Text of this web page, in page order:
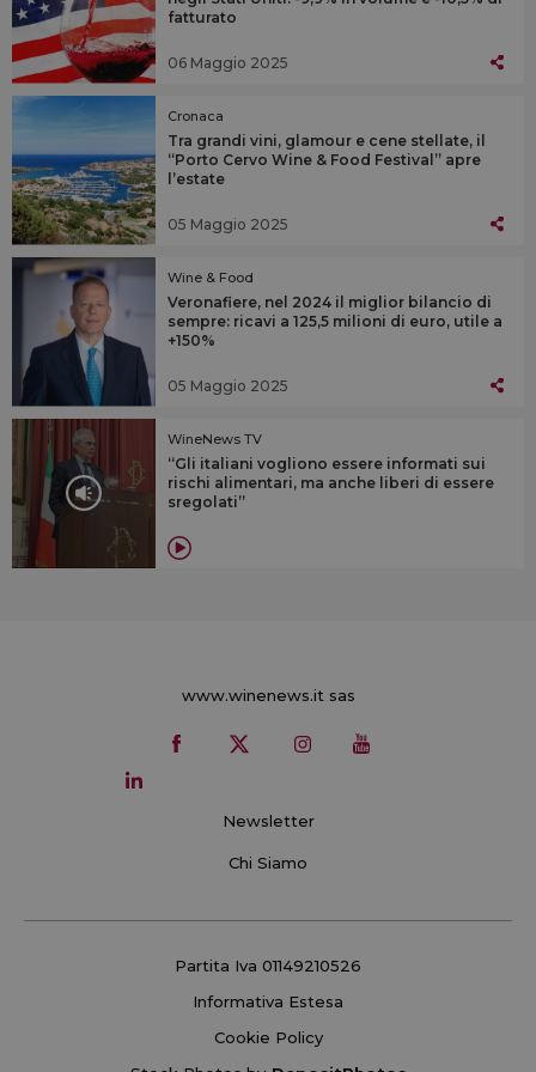
fatturato
06 Maggio 2025
Cronaca
Tra grandi vini, glamour e cene stellate, il
“Porto Cervo Wine & Food Festival” apre
l’estate
05 Maggio 2025
Wine & Food
Veronafiere, nel 2024 il miglior bilancio di
sempre: ricavi a 125,5 milioni di euro, utile a
+150%
05 Maggio 2025
WineNews TV
“Gli italiani vogliono essere informati sui
rischi alimentari, ma anche liberi di essere
sregolati”
www.winenews.it sas
Newsletter
Chi Siamo
Partita Iva 01149210526
Informativa Estesa
Cookie Policy